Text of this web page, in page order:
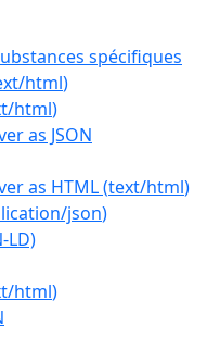
spécifiques
html)
html)
as JSON
as HTML(text/html)
json)
LD)
html)